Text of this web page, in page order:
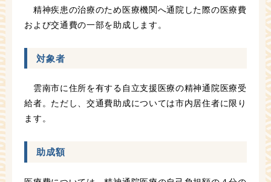
精神疾患の治療のため医療機関へ通院した際の医療費
および交通費の一部を助成します。
対象者
雲南市に住所を有する自立支援医療の精神通院医療受
給者。ただし、交通費助成については市内居住者に限り
ます。
助成額